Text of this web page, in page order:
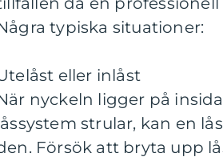
typiska situationer:
eller inlåst
nyckeln ligger på
strular, kan en
Försök att bryta upp